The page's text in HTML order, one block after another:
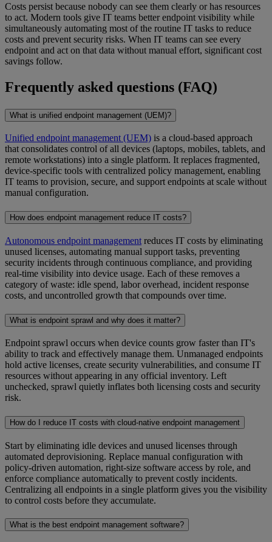
Costs persist because nobody can see them clearly or has resources
to act. Modern tools give IT teams better endpoint visibility while
simultaneously automating most of the routine IT tasks to reduce
costs and prevent security risks. When IT teams can see every
endpoint and act on that data without manual effort, significant cost
savings follow.
Frequently asked questions (FAQ)
What is unified endpoint management (UEM)?
Unified endpoint management (UEM) is a cloud-based approach
that consolidates control of all devices (laptops, mobiles, tablets, and
remote workstations) into a single platform. It replaces fragmented,
device-specific tools with centralized policy management, enabling
IT teams to provision, secure, and support endpoints at scale without
manual configuration.
How does endpoint management reduce IT costs?
Autonomous endpoint management reduces IT costs by eliminating
unused licenses, automating manual support tasks, preventing
security incidents through continuous compliance, and providing
real-time visibility into device usage. Each of these removes a
category of waste: idle spend, labor overhead, incident response
costs, and uncontrolled growth that compounds over time.
What is endpoint sprawl and why does it matter?
Endpoint sprawl occurs when device counts grow faster than IT's
ability to track and effectively manage them. Unmanaged endpoints
hold active licenses, create security vulnerabilities, and consume IT
resources without appearing in any official inventory. Left
unchecked, sprawl quietly inflates both licensing costs and security
risk.
How do I reduce IT costs with cloud-native endpoint management
Start by eliminating idle devices and unused licenses through
automated deprovisioning. Replace manual configuration with
policy-driven automation, right-size software access by role, and
enforce compliance automatically to prevent costly incidents.
Centralizing all endpoints in a single platform gives you the visibility
to control costs before they accumulate.
What is the best endpoint management software?